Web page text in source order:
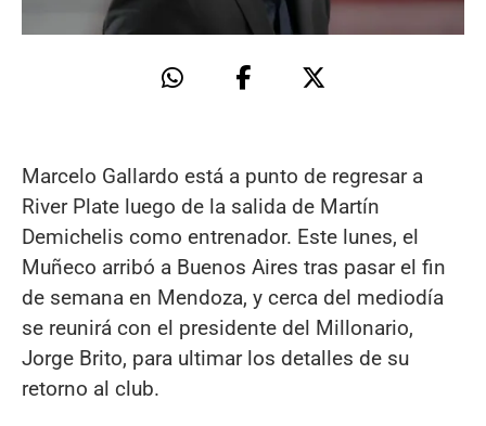
Marcelo Gallardo está a punto de regresar a
River Plate luego de la salida de Martín
Demichelis como entrenador. Este lunes, el
Muñeco arribó a Buenos Aires tras pasar el fin
de semana en Mendoza, y cerca del mediodía
se reunirá con el presidente del Millonario,
Jorge Brito, para ultimar los detalles de su
retorno al club.